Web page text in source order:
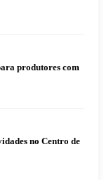
produtores com
no Centro de